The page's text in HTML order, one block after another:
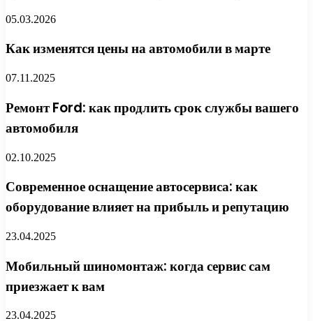
05.03.2026
Как изменятся цены на автомобили в марте
07.11.2025
Ремонт Ford: как продлить срок службы вашего
автомобиля
02.10.2025
Современное оснащение автосервиса: как
оборудование влияет на прибыль и репутацию
23.04.2025
Мобильный шиномонтаж: когда сервис сам
приезжает к вам
23.04.2025